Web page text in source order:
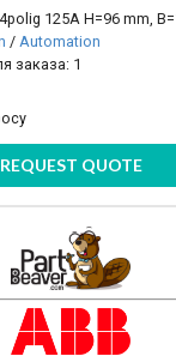
125A H=96 mm,
/Automation
заказа: 1
REQUEST QUOTE